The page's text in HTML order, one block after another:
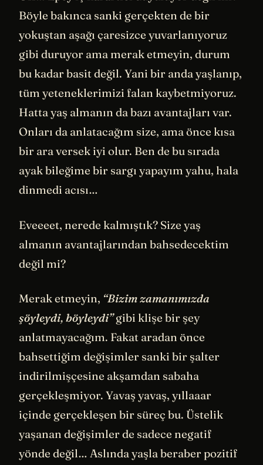
Böyle bakınca sanki gerçekten de bir
yokuştan aşağı çaresizce yuvarlanıyoruz
gibi duruyor ama merak etmeyin, durum
bu kadar basit değil. Yani bir anda yaşlanıp,
tüm yeteneklerimizi falan kaybetmiyoruz.
Hatta yaş almanın da bazı avantajları var.
Onları da anlatacağım size, ama önce kısa
bir ara versek iyi olur. Ben de bu sırada
ayak bileğime bir sargı yapayım yahu, hala
dinmedi acısı…
Eveeeet, nerede kalmıştık? Size yaş
almanın avantajlarından bahsedecektim
değil mi?
Merak etmeyin, “Bizim zamanımızda
şöyleydi, böyleydi”gibi klişe bir şey
anlatmayacağım. Fakat aradan önce
bahsettiğim değişimler sanki bir şalter
indirilmişçesine akşamdan sabaha
gerçekleşmiyor. Yavaş yavaş, yıllaaar
içinde gerçekleşen bir süreç bu. Üstelik
yaşanan değişimler de sadece negatif
yönde değil… Aslında yaşla beraber pozitif